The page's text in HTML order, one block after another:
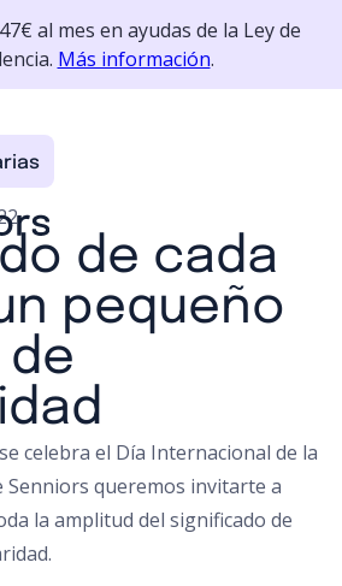
al mes en ayudas de la Ley de
Más información.
de cada
pequeño
de
celebra el Día Internacional de la
Senniors queremos invitarte a
la amplitud del significado de